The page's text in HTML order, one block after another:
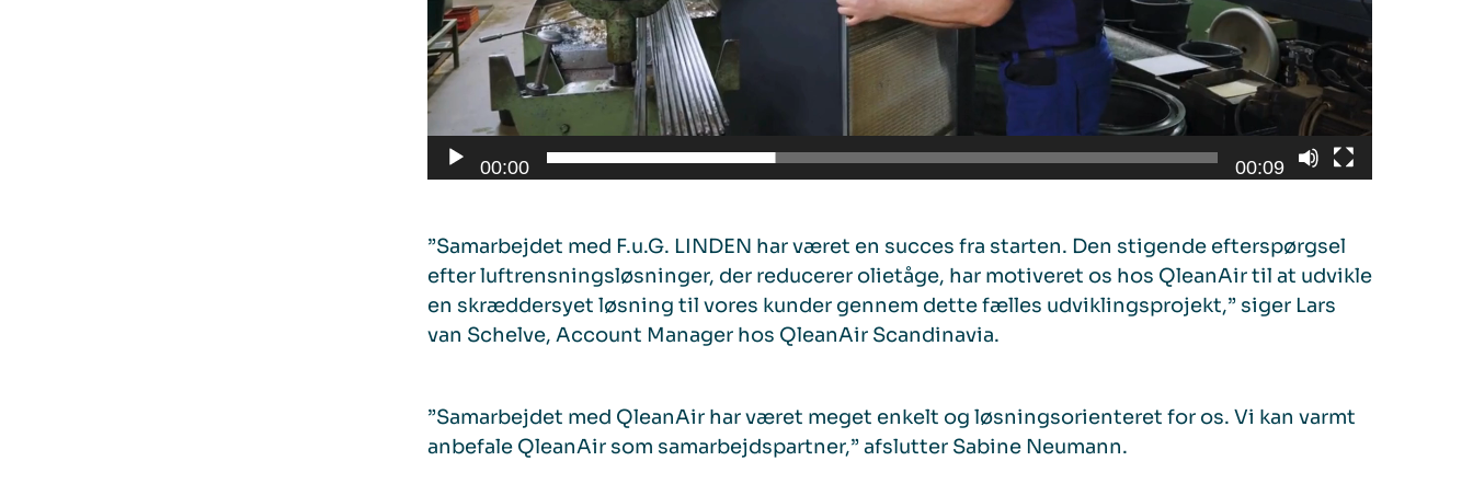
00:00 00:09
”Samarbejdet med F.u.G. LINDEN har været en succes fra starten. Den stigende efterspørgsel
efter luftrensningsløsninger, der reducerer olietåge, har motiveret os hos QleanAir til at udvikle
en skræddersyet løsning til vores kunder gennem dette fælles udviklingsprojekt,” siger Lars
van Schelve, Account Manager hos QleanAir Scandinavia.
”Samarbejdet med QleanAir har været meget enkelt og løsningsorienteret for os. Vi kan varmt
anbefale QleanAir som samarbejdspartner,” afslutter Sabine Neumann.